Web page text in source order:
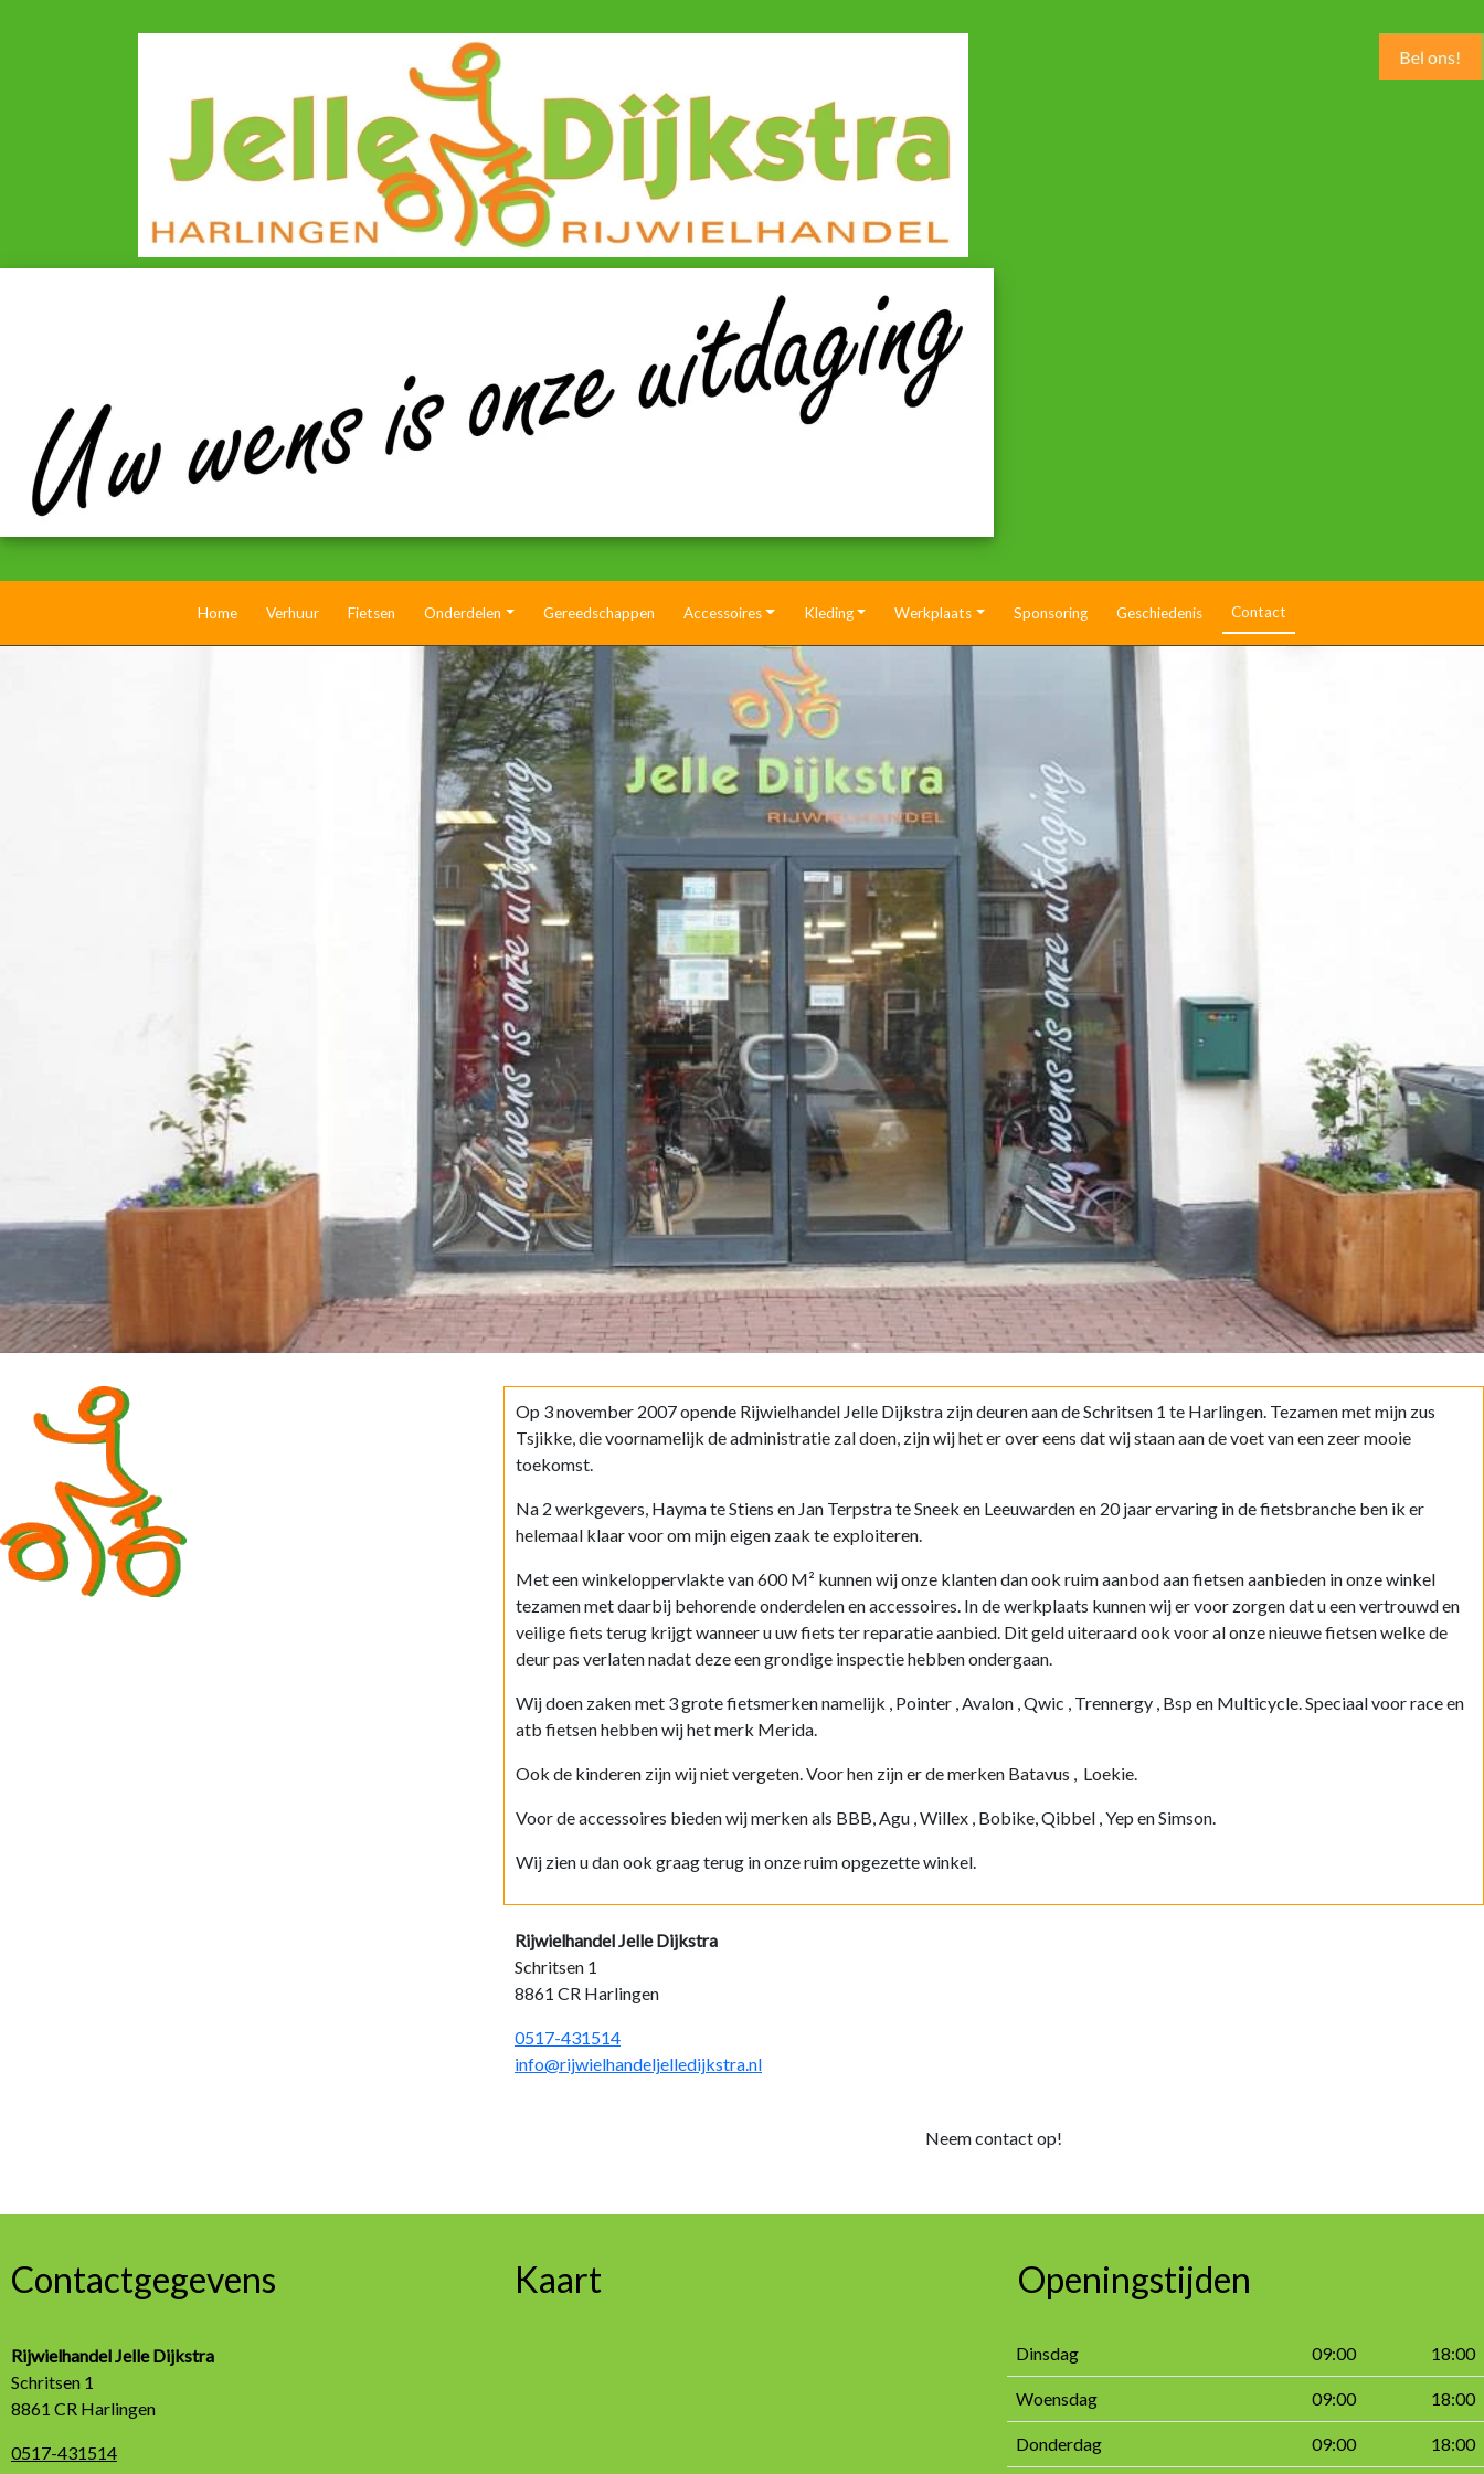
Home Verhuur Fietsen Onderdelen Gereedschappen Accessoires Kleding Werkplaats Sponsoring Geschiedenis Contact
Op 3 november 2007 opende Rijwielhandel Jelle Dijkstra zijn deuren aan de Schritsen 1 te Harlingen. Tezamen met mijn zus
Tsjikke, die voornamelijk de administratie zal doen, zijn wij het er over eens dat wij staan aan de voet van een zeer mooie
toekomst.
Na 2 werkgevers, Hayma te Stiens en Jan Terpstra te Sneek en Leeuwarden en 20 jaar ervaring in de fietsbranche ben ik er
helemaal klaar voor om mijn eigen zaak te exploiteren.
Met een winkeloppervlakte van 600 M² kunnen wij onze klanten dan ook ruim aanbod aan fietsen aanbieden in onze winkel
tezamen met daarbij behorende onderdelen en accessoires. In de werkplaats kunnen wij er voor zorgen dat u een vertrouwd en
veilige fiets terug krijgt wanneer u uw fiets ter reparatie aanbied. Dit geld uiteraard ook voor al onze nieuwe fietsen welke de
deur pas verlaten nadat deze een grondige inspectie hebben ondergaan.
Wij doen zaken met 3 grote fietsmerken namelijk , Pointer , Avalon , Qwic , Trennergy , Bsp en Multicycle. Speciaal voor race en
atb fietsen hebben wij het merk Merida.
Ook de kinderen zijn wij niet vergeten. Voor hen zijn er de merken Batavus , Loekie.
Voor de accessoires bieden wij merken als BBB, Agu , Willex , Bobike, Qibbel , Yep en Simson.
Wij zien u dan ook graag terug in onze ruim opgezette winkel.
Rijwielhandel Jelle Dijkstra
Schritsen 1
8861 CR Harlingen
0517-431514
info@rijwielhandeljelledijkstra.nl
Neem contact op!
Contactgegevens
Rijwielhandel Jelle Dijkstra
Schritsen 1
8861 CR Harlingen
0517-431514
Kaart Openingstijden
Dinsdag 09:00 18:00
Woensdag 09:00 18:00
Donderdag 09:00 18:00